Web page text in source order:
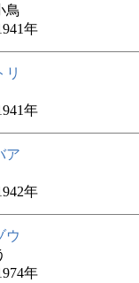
鳥
年
リ
年
ア
年
ウ
年